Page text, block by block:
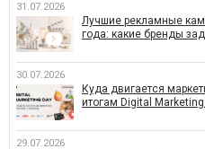
31.07.2026
Лучшие рекламные
года: какие бренды
30.07.2026
Куда двигается
итогам Digital Marketing
29.07.2026